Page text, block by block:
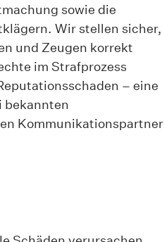
sowie die
Wir stellen sicher,
und Zeugen korrekt
im Strafprozess
– eine
bekannten
Kommunikationspartner